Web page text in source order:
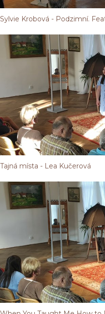
Sylvie Krobová - Podzimní.
Tajná místa - Lea Kučerová